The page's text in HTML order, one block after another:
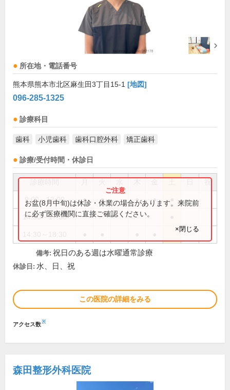
所在地・電話番号
熊本県熊本市北区麻生田3丁目15-1 [地図]
096-285-1325
診療科目
歯科 小児歯科 歯科口腔外科 矯正歯科
診療/受付時間・休診日
祝
9:00～13:00 ● ● ● ●
14:30～17:30
お盆(8月中旬)は休診・休業の場合があります。来院前
に必ず医療機関に直接ご確認ください。
×閉じる
備考: 祝日のある週は水曜通常診療
休診日: 水、日、祝
この医院の詳細をみる
アクセス数※
森田整形外科医院